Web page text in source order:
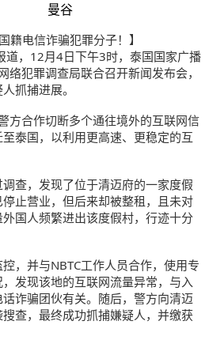
曼谷
籍电信诈骗犯罪分子！】
道，12月4日下午3时，泰国国家广播
络犯罪调查局联合召开新闻发布会，
抓捕进展。
方合作切断多个通往境外的互联网信
泰国，以利用更高速、更稳定的互
查，发现了位于清迈府的一家度假
止营业，但后来却被整租，且未对
国人频繁进出该度假村，行迹十分
，并与NBTC工作人员合作，使用专
发现该地的互联网流量异常，与入
诈骗团伙有关。随后，警方向清迈
查，最终成功抓捕嫌疑人，并缴获